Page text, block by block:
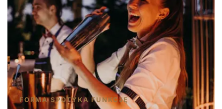
FORMA SPOTYKA FUNKCJĘ